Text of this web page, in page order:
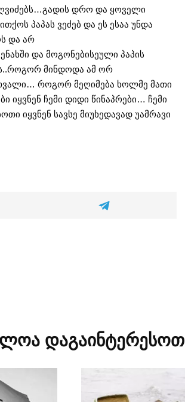
დრო და ყოველი
პაპას ვეძებ და ეს ესაა უნდა
და არ
და მოგონებისეული პაპის
მინდოდა ამ ორ
როგორ მეღიმება ხოლმე მათი
იყვნენ ჩემი დიდი წინაპრები… ჩემი
იყვნენ სავსე მიუხედავად უამრავი
დაგაინტერესოთ